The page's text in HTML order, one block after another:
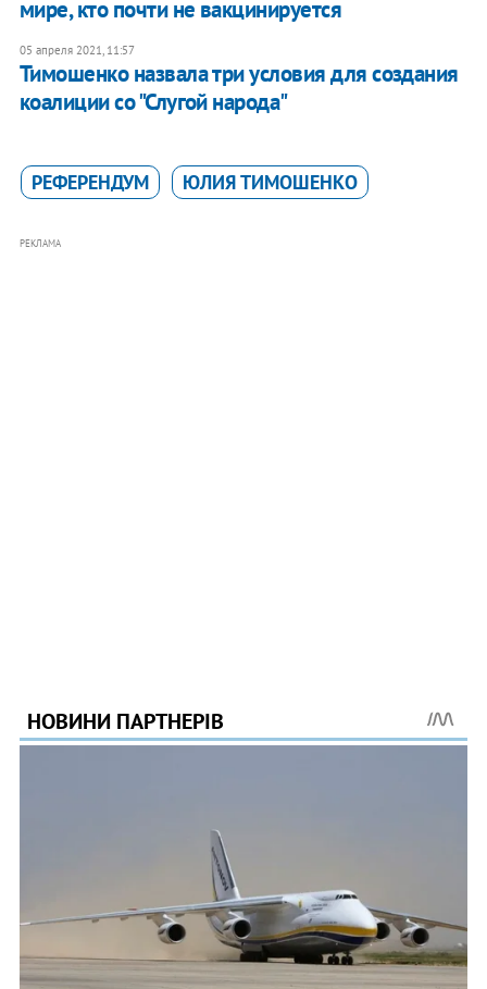
мире, кто почти не вакцинируется
05 апреля 2021, 11:57
Тимошенко назвала три условия для создания
коалиции со "Слугой народа"
РЕФЕРЕНДУМ ЮЛИЯ ТИМОШЕНКО
РЕКЛАМА